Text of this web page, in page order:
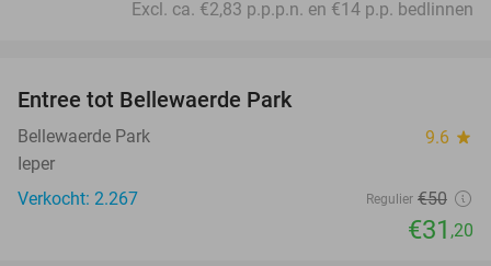
Excl. ca. €2,83 p.p.p.n. en €14 p.p. bedlinnen
Entree tot Bellewaerde Park
Bellewaerde Park 9.6 star
Ieper
Verkocht: 2.267
Regulier €50
€31 ,20